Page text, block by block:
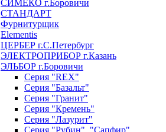
СИМЕКО г.Боровичи
СТАНДАРТ
Фурнитурщик
Elementis
ЦЕРБЕР г.С.Петербург
ЭЛЕКТРОПРИБОР г.Казань
ЭЛЬБОР г.Боровичи
Серия "REX"
Серия "Базальт"
Серия "Гранит"
Серия "Кремень"
Серия "Лазурит"
Серия "Рубин", "Сапфир"